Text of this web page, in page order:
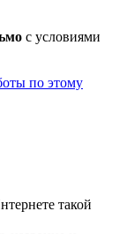
с условиями
по этому
такой